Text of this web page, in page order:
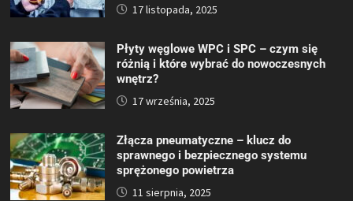
17 listopada, 2025
Płyty węglowe WPC i SPC – czym się
różnią i które wybrać do nowoczesnych
wnętrz?
17 września, 2025
Złącza pneumatyczne – klucz do
sprawnego i bezpiecznego systemu
sprężonego powietrza
11 sierpnia, 2025